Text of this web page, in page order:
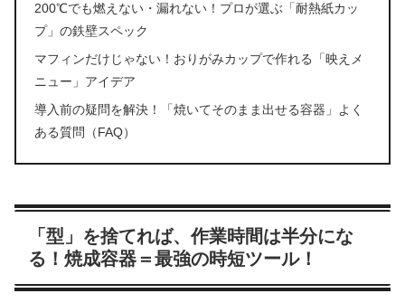
200℃でも燃えない・漏れない！プロが選ぶ「耐熱紙カッ
プ」の鉄壁スペック
マフィンだけじゃない！おりがみカップで作れる「映えメ
ニュー」アイデア
導入前の疑問を解決！「焼いてそのまま出せる容器」よく
ある質問（FAQ）
「型」を捨てれば、作業時間は半分にな
る！焼成容器＝最強の時短ツール！